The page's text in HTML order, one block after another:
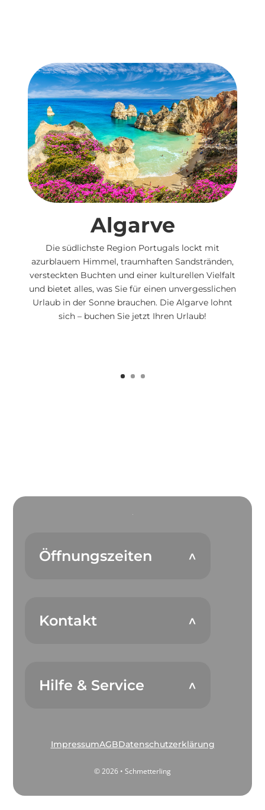
Algarve
Die südlichste Region Portugals lockt mit
azurblauem Himmel, traumhaften Sandstränden,
versteckten Buchten und einer kulturellen Vielfalt
und bietet alles, was Sie für einen unvergesslichen
Urlaub in der Sonne brauchen. Die Algarve lohnt
sich – buchen Sie jetzt Ihren Urlaub!
Öffnungszeiten
Kontakt
Hilfe & Service
ImpressumAGBDatenschutzerklärung
© 2026 • Schmetterling